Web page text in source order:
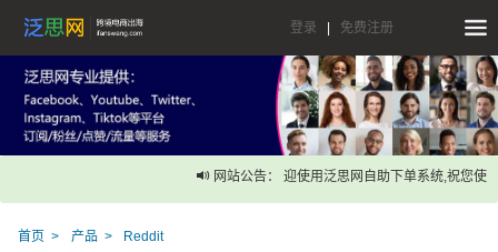
登录 免费注册
网站公告： 迎使用泛思网自助下单系统,祝您使用
首页 产品 Reddit